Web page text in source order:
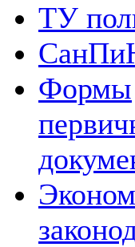
ТУ
Формы